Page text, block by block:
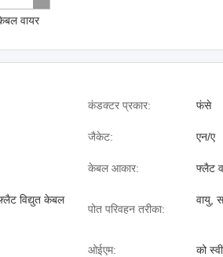
वायर
कंडक्टर प्रकार: फंसे
जैकेट: एन/ए
केबल आकार: फ्लैट
विद्युत केबल
पोत परिवहन तरीका:
वायु,
ओईएम: को